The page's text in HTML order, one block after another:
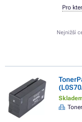
Nejnižší
Pro